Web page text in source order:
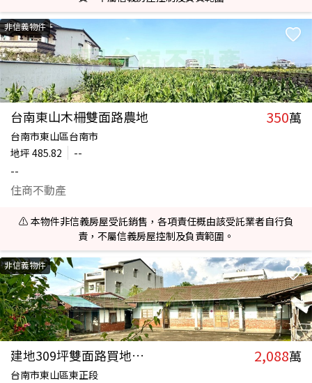
非信義物件
台南東山木柵雙面路農地 350萬
台南市東山區台南市
地坪 485.82
--
--
住商不動產
⚠️ 本物件非信義房屋受託銷售，各項責任概由該受託業者自行負
責，不屬信義房屋控制及負責範圍。
非信義物件
建地309坪雙面路買地送三合院 2,088萬
台南市東山區東正段